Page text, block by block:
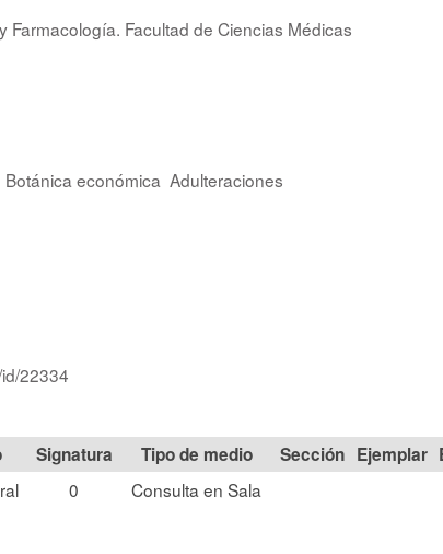
Farmacología. Facultad de Ciencias Médicas
Botánica económica Adulteraciones
22334
Signatura Tipo de medio Sección
0 Consulta en Sala